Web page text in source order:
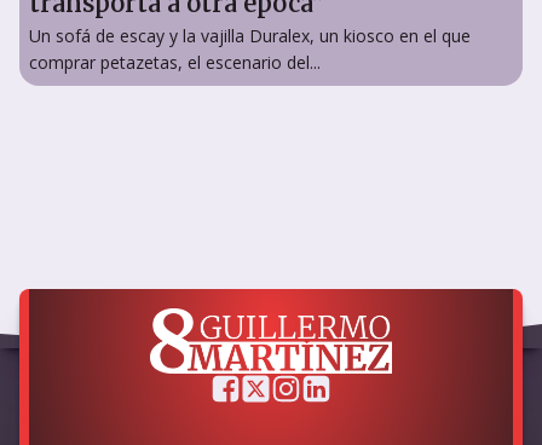
Un sofá de escay y la vajilla Duralex, un kiosco en el que
comprar petazetas, el escenario del...